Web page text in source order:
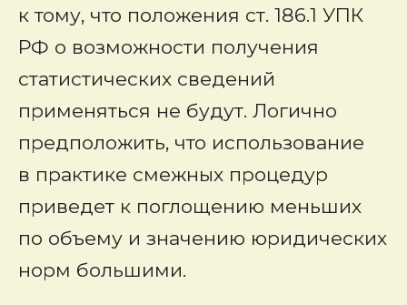
к тому, что положения ст. 186.1 УПК
РФ о возможности получения
статистических сведений
применяться не будут. Логично
предположить, что использование
в практике смежных процедур
приведет к поглощению меньших
по объему и значению юридических
норм большими.